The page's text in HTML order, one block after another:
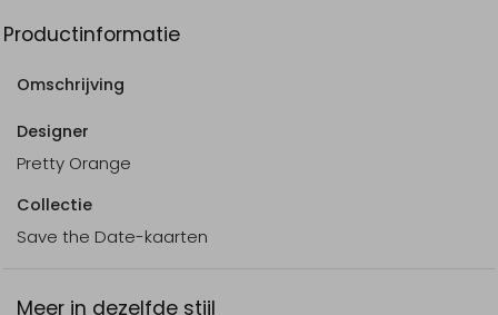
Productinformatie
Omschrijving
Designer
Pretty Orange
Collectie
Save the Date-kaarten
Meer in dezelfde stijl